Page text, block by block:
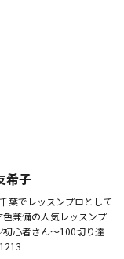
希子
葉でレッスンプロとして
兼備の人気レッスンプ
心者さん～100切り達